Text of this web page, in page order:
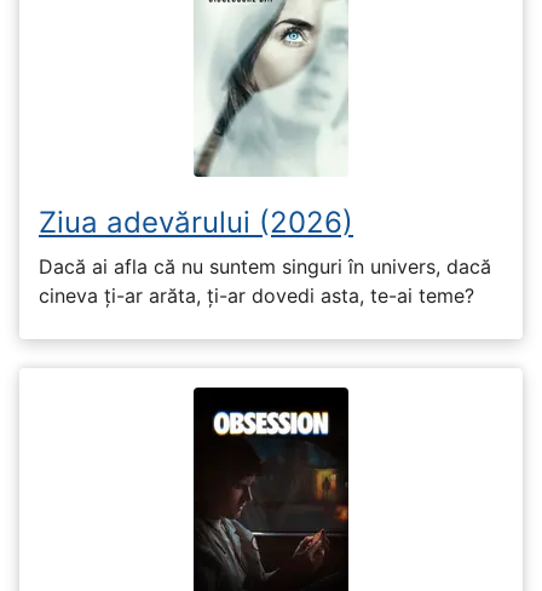
Ziua adevărului (2026)
Dacă ai afla că nu suntem singuri în univers, dacă
cineva ți-ar arăta, ți-ar dovedi asta, te-ai teme?